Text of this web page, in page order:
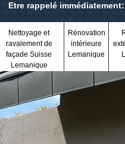
Etre rappelé
Nettoyage et
ravalement de
façade Suisse
Lemanique
Rénovation
intérieure
Lemanique